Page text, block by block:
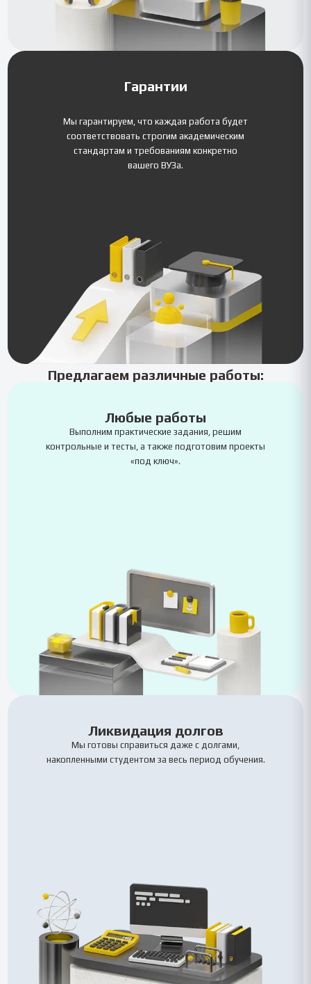
Гарантии
Мы гарантируем, что каждая работа будет
соответствовать строгим академическим
стандартам и требованиям конкретно
вашего ВУЗа.
Предлагаем различные работы:
Любые работы
Выполним практические задания, решим
контрольные и тесты, а также подготовим проекты
«под ключ».
Ликвидация долгов
Мы готовы справиться даже с долгами,
накопленными студентом за весь период обучения.